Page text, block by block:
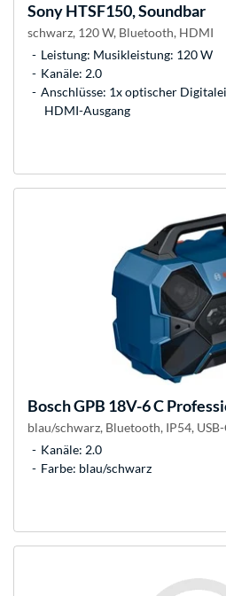
SonyHTSF150, Soundbar
schwarz, 120 W, Bluetooth, HDMI
Leistung: Musikleistung: 120 W
Kanäle: 2.0
Anschlüsse: 1x optischer
HDMI-Ausgang
BoschGPB 18V-6 C
blau/schwarz, Bluetooth, IP54, USB-
Kanäle: 2.0
Farbe: blau/schwarz